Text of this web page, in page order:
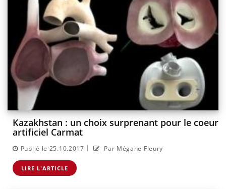
Kazakhstan : un choix surprenant pour le coeur
artificiel Carmat
Publié le 25.10.2017 | Par Mégane Fleury
LIRE L'ARTICLE